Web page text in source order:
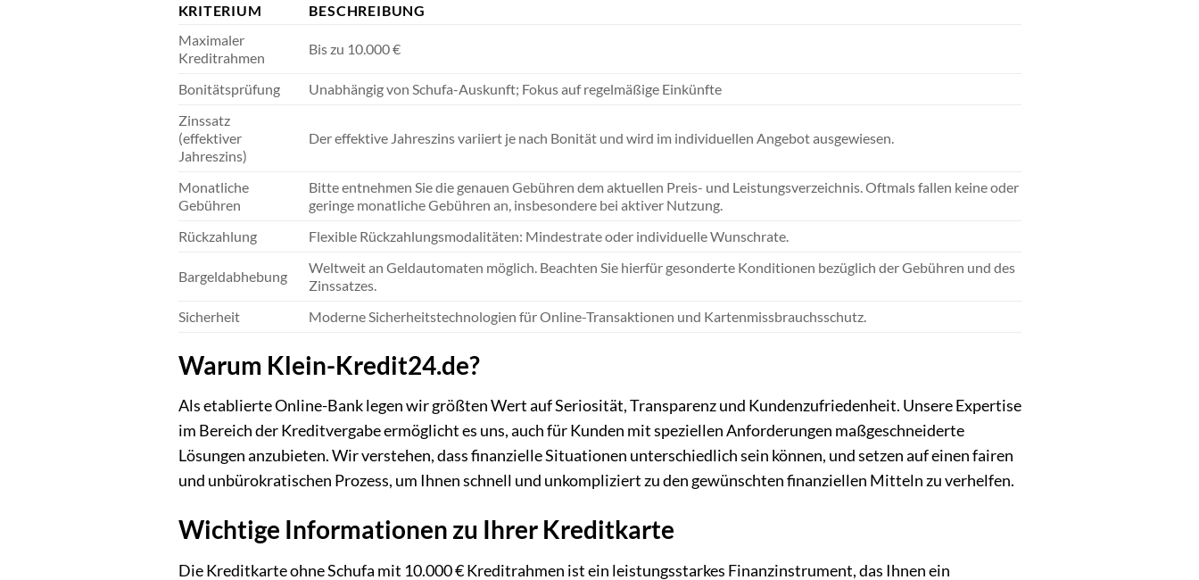
KRITERIUM
BESCHREIBUNG
Maximaler
Kreditrahmen
Bis zu 10.000 €
Bonitätsprüfung
Unabhängig von Schufa-Auskunft; Fokus auf regelmäßige Einkünfte
Zinssatz
(effektiver
Jahreszins)
Der effektive Jahreszins variiert je nach Bonität und wird im individuellen Angebot ausgewiesen.
Monatliche
Gebühren
Bitte entnehmen Sie die genauen Gebühren dem aktuellen Preis- und Leistungsverzeichnis. Oftmals fallen keine oder
geringe monatliche Gebühren an, insbesondere bei aktiver Nutzung.
Rückzahlung
Flexible Rückzahlungsmodalitäten: Mindestrate oder individuelle Wunschrate.
Bargeldabhebung
Weltweit an Geldautomaten möglich. Beachten Sie hierfür gesonderte Konditionen bezüglich der Gebühren und des
Zinssatzes.
Sicherheit
Moderne Sicherheitstechnologien für Online-Transaktionen und Kartenmissbrauchsschutz.
Warum Klein-Kredit24.de?
Als etablierte Online-Bank legen wir größten Wert auf Seriosität, Transparenz und Kundenzufriedenheit. Unsere Expertise
im Bereich der Kreditvergabe ermöglicht es uns, auch für Kunden mit speziellen Anforderungen maßgeschneiderte
Lösungen anzubieten. Wir verstehen, dass finanzielle Situationen unterschiedlich sein können, und setzen auf einen fairen
und unbürokratischen Prozess, um Ihnen schnell und unkompliziert zu den gewünschten finanziellen Mitteln zu verhelfen.
Wichtige Informationen zu Ihrer Kreditkarte
Die Kreditkarte ohne Schufa mit 10.000 € Kreditrahmen ist ein leistungsstarkes Finanzinstrument, das Ihnen ein